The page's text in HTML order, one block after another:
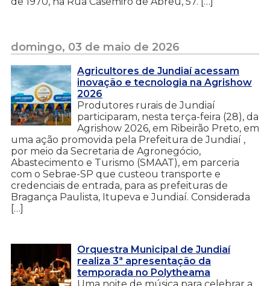
domingo, 03 de maio de 2026
Agricultores de Jundiaí acessam
inovação e tecnologia na Agrishow
2026
Produtores rurais de Jundiaí
participaram, nesta terça-feira (28), da
Agrishow 2026, em Ribeirão Preto, em
uma ação promovida pela Prefeitura de Jundiaí ,
por meio da Secretaria de Agronegócio,
Abastecimento e Turismo (SMAAT), em parceria
com o Sebrae-SP que custeou transporte e
credenciais de entrada, para as prefeituras de
Bragança Paulista, Itupeva e Jundiaí. Considerada
[…]
Orquestra Municipal de Jundiaí
realiza 3ª apresentação da
temporada no Polytheama
Uma noite de música para celebrar a